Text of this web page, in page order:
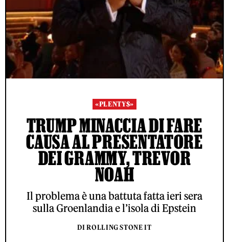
«PLENTY$»
TRUMP MINACCIA DI FARE
CAUSA AL PRESENTATORE
DEI GRAMMY, TREVOR
NOAH
Il problema è una battuta fatta ieri sera
sulla Groenlandia e l’isola di Epstein
DI ROLLING STONE IT